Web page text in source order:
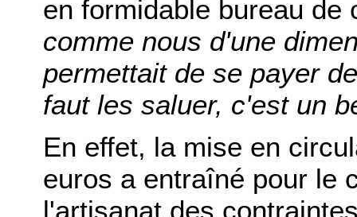
en formidable bureau de
comme nous d'une
permettait de se payer
faut les saluer, c'est un
En effet, la mise en
euros a entraîné pour le
l'artisanat des